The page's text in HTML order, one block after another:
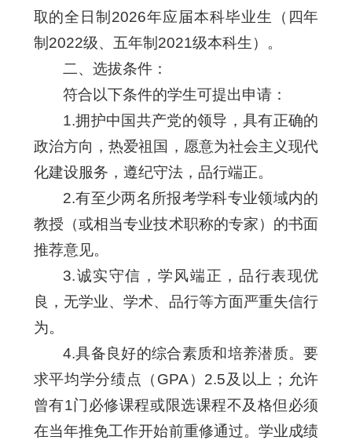
取的全日制2026年应届本科毕业生（四年
制2022级、五年制2021级本科生）。
二、选拔条件：
符合以下条件的学生可提出申请：
1.拥护中国共产党的领导，具有正确的
政治方向，热爱祖国，愿意为社会主义现代
化建设服务，遵纪守法，品行端正。
2.有至少两名所报考学科专业领域内的
教授（或相当专业技术职称的专家）的书面
推荐意见。
3.诚实守信，学风端正，品行表现优
良，无学业、学术、品行等方面严重失信行
为。
4.具备良好的综合素质和培养潜质。要
求平均学分绩点（GPA）2.5及以上；允许
曾有1门必修课程或限选课程不及格但必须
在当年推免工作开始前重修通过。学业成绩